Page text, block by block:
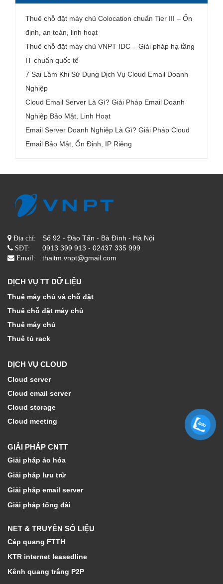
Thuê chỗ đặt máy chủ Colocation chuẩn Tier III – Ổn
định, an toàn, linh hoạt
Thuê chỗ đặt máy chủ VNPT IDC – Giải pháp hạ tầng
IT chuẩn quốc tế
7 Sai Lầm Khi Sử Dụng Dịch Vụ Cloud Email Doanh
Nghiệp
Cloud Email Server Là Gì? Giải Pháp Email Doanh
Nghiệp Bảo Mật, Linh Hoạt
Email Server Doanh Nghiệp Là Gì? Giải Pháp Cloud
Email Bảo Mật, Ổn Định, IP Riêng
Địa chỉ: Số 92 - Đào Tấn - Bà Đình - Hà Nội
SĐT: 0913 399 913 - 02437 335 999
Email: thaitm.vnpt@gmail.com
DỊCH VỤ TT DỮ LIỆU
Thuê máy chủ và chỗ đặt
Thuê chỗ đặt máy chủ
Thuê máy chủ
Thuê tủ rack
DỊCH VỤ CLOUD
Cloud server
Cloud email server
Cloud storage
Cloud meeting
GIẢI PHÁP CNTT
Giải pháp ảo hóa
Giải pháp lưu trữ
Giải pháp email server
Giải pháp tổng đài
NET & TRUYỀN SỐ LIỆU
Cáp quang FTTH
KTR internet leasedline
Kênh quang trắng P2P